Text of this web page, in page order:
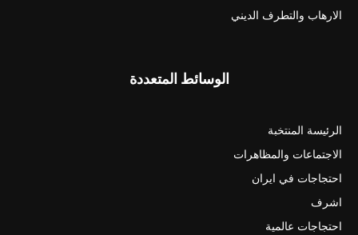
الارهاب والتطرف الديني
الوسائط المتعددة
الرئيسة المنتخبة
الاجتماعات والمظاهرات
احتجاجات في ايران
اشرف
احتجاجات عالمية